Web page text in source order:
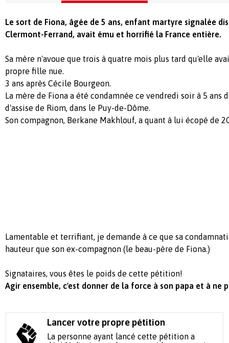
Le sort de Fiona, âgée de 5 ans, enfant martyre signalée
Clermont-Ferrand, avait ému et horrifié la France entière.
Sa mère n'avoue que trois à quatre mois plus tard qu'elle
propre fille nue.
3 ans après Cécile Bourgeon.
La mère de Fiona a été condamnée ce vendredi soir à 5 ans
d'assise de Riom, dans le Puy-de-Dôme.
Son compagnon, Berkane Makhlouf, a quant à lui écopé de
Lamentable et terrifiant, je demande à ce que sa
hauteur que son ex-compagnon (le beau-père de Fiona.)
Signataires, vous êtes le poids de cette pétition!
Agir ensemble, c'est donner de la force à son papa et à ne
Lancer votre propre pétition
La personne ayant lancé cette pétition a